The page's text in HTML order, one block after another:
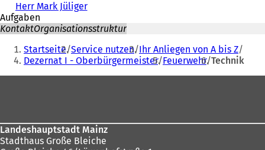
Herr Mark Jüliger
Aufgaben
KontaktOrganisationsstruktur
Sie
befinden
sich
Startseite Service nutzen Ihr Anliegen von A bis Z
Dezernat I - Oberbürgermeister Feuerwehr Technik
Landeshauptstadt Mainz
Stadthaus Große Bleiche